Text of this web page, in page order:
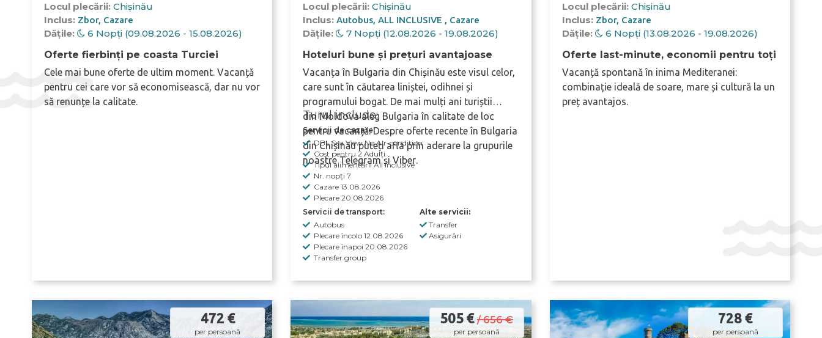
Locul plecării: Chișinău
Inclus: Zbor Cazare
Dățile:
6 Nopți (09.08.2026 - 15.08.2026)
Oferte fierbinți pe coasta Turciei
Cele mai bune oferte de ultim moment. Vacanță
pentru cei care vor să economisească, dar nu vor
să renunțe la calitate.
Locul plecării:Chișinău
Inclus:Autobus ALL INCLUSIVE Cazare
Dățile:
7 Nopți (12.08.2026 - 19.08.2026)
Hoteluri bune și prețuri avantajoase
Vacanța în Bulgaria din Chișinău este visul celor,
care sunt în căutarea liniștei, odihnei și
programului bogat. De mai mulți ani turiștii
dinMoldovaaleg Bulgaria în calitate de loc
pentru vacanță. Despre oferte recente în Bulgaria
din Chișinău puteți afla prin aderare la grupurile
noastreTelegramșiViber.
Turul include:
Servicii de cazare:
DBL Sea View No Air-condition
Cost pentru 2 Adulți
Tipul alimentării All Inclusive
Nr. nopți 7
Cazare 13.08.2026
Plecare 20.08.2026
Alte servicii:
Transfer
Asigurări
Servicii de transport:
Autobus
Plecare încolo 12.08.2026
Plecare înapoi 20.08.2026
Transfer group
Locul plecării: Chișinău
Inclus: Zbor Cazare
Dățile:
6 Nopți (13.08.2026 - 19.08.2026)
Oferte last-minute, economii pentru toți
Vacanță spontană în inima Mediteranei:
combinație ideală de soare, mare și cultură la un
preț avantajos.
472 €
per persoană
505 €/ 656 €
per persoană
728 €
per persoană